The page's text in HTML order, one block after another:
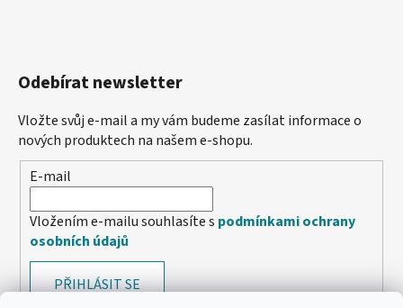
Odebírat newsletter
Vložte svůj e-mail a my vám budeme zasílat informace o
nových produktech na našem e-shopu.
E-mail
Vložením e-mailu souhlasíte s podmínkami ochrany
osobních údajů
PŘIHLÁSIT SE